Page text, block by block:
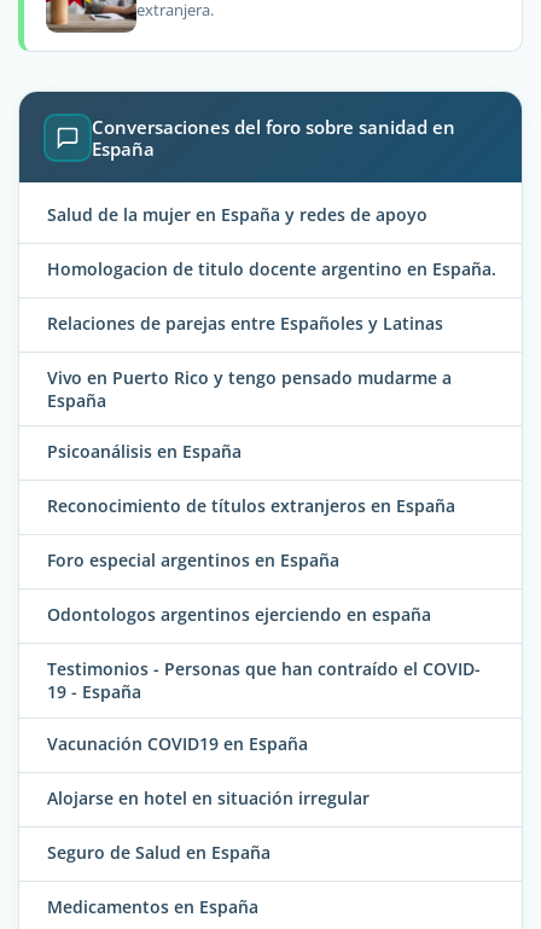
extranjera.
Conversaciones del foro sobre sanidad en
España
Salud de la mujer en España y redes de apoyo
Homologacion de titulo docente argentino en España.
Relaciones de parejas entre Españoles y Latinas
Vivo en Puerto Rico y tengo pensado mudarme a
España
Psicoanálisis en España
Reconocimiento de títulos extranjeros en España
Foro especial argentinos en España
Odontologos argentinos ejerciendo en españa
Testimonios - Personas que han contraído el COVID-
19 - España
Vacunación COVID19 en España
Alojarse en hotel en situación irregular
Seguro de Salud en España
Medicamentos en España